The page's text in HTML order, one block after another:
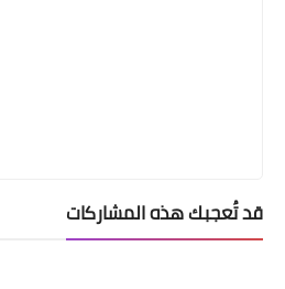
قد تُعجبك هذه المشاركات